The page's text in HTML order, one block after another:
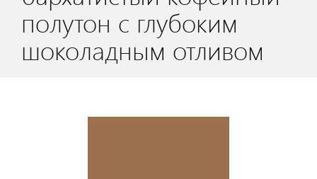
полутон с глубоким
шоколадным отливом